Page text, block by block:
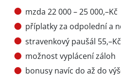
mzda 22 000 – 25 000,–Kč
příplatky za odpolední a
stravenkový paušál
možnost vyplácení záloh
bonusy navíc do až do